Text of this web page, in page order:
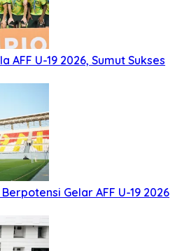
AFF U-19 2026, Sumut Sukses
Gelar AFF U-19 2026